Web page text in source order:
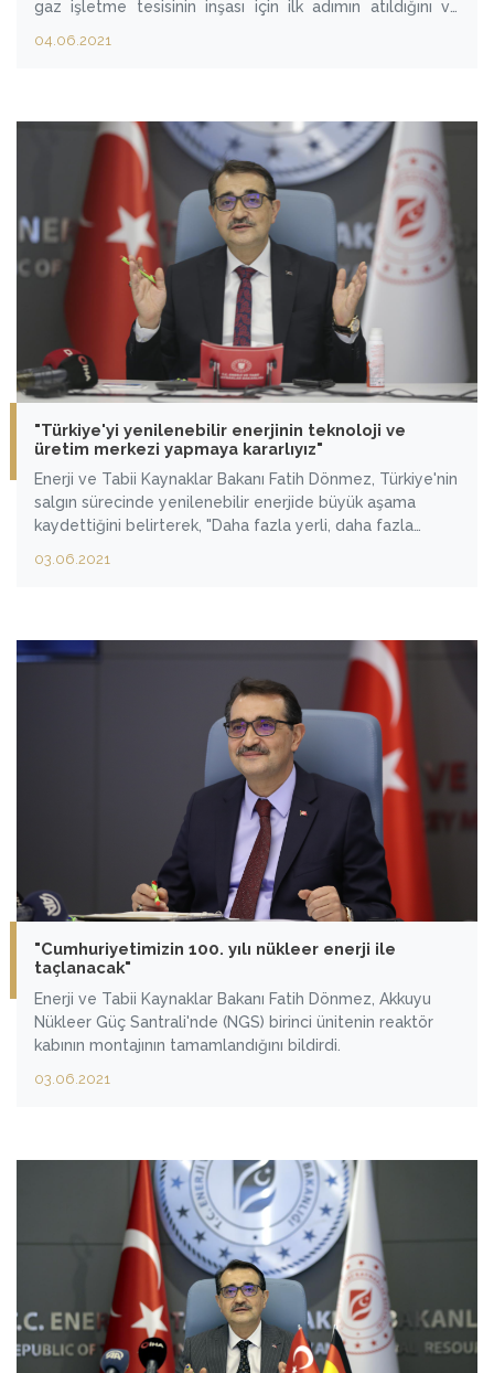
gaz işletme tesisinin inşası için ilk adımın atıldığını ve
04.06.2021
"Türkiye'yi yenilenebilir enerjinin teknoloji ve
üretim merkezi yapmaya kararlıyız"
Enerji ve Tabii Kaynaklar Bakanı Fatih Dönmez, Türkiye'nin
salgın sürecinde yenilenebilir enerjide büyük aşama
kaydettiğini belirterek, "Daha fazla yerli, daha fazla
yenilenebilir enerjinin teknoloji ve üretim merkezi
03.06.2021
"Cumhuriyetimizin 100. yılı nükleer enerji ile
taçlanacak"
Enerji ve Tabii Kaynaklar Bakanı Fatih Dönmez, Akkuyu
Nükleer Güç Santrali'nde (NGS) birinci ünitenin reaktör
kabının montajının tamamlandığını bildirdi.
03.06.2021